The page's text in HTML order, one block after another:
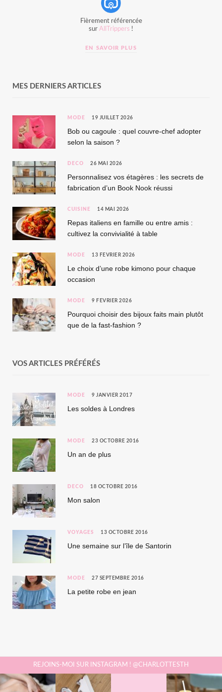
Fièrement référencée
sur AllTrippers !
EN SAVOIR PLUS
MES DERNIERS ARTICLES
MODE 19 JUILLET 2026
Bob ou cagoule : quel couvre-chef adopter
selon la saison ?
DÉCO 26 MAI 2026
Personnalisez vos étagères : les secrets de
fabrication d’un Book Nook réussi
CUISINE 14 MAI 2026
Repas italiens en famille ou entre amis :
cultivez la convivialité à table
MODE 13 FÉVRIER 2026
Le choix d’une robe kimono pour chaque
occasion
MODE 9 FÉVRIER 2026
Pourquoi choisir des bijoux faits main plutôt
que de la fast-fashion ?
VOS ARTICLES PRÉFÉRÉS
MODE 9 JANVIER 2017
Les soldes à Londres
MODE 23 OCTOBRE 2016
Un an de plus
DÉCO 18 OCTOBRE 2016
Mon salon
VOYAGES 13 OCTOBRE 2016
Une semaine sur l’île de Santorin
MODE 27 SEPTEMBRE 2016
La petite robe en jean
REJOINS-MOI SUR INSTAGRAM ! @CHARLOTTESTH